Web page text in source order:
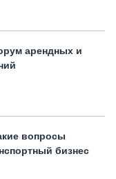
арендных и
вопросы
бизнес